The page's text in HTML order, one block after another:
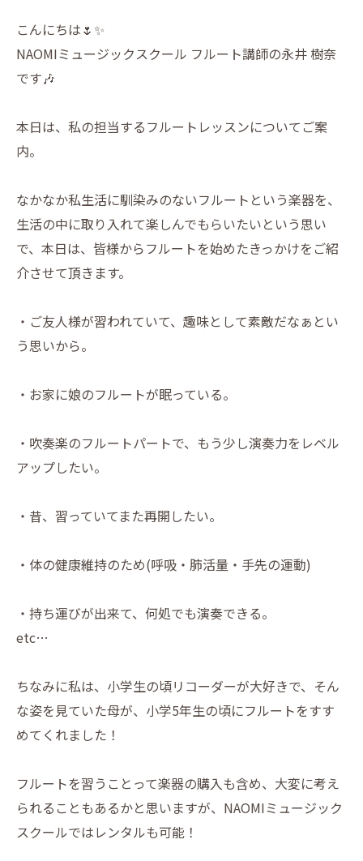
こんにちは🌷✨
NAOMIミュージックスクール フルート講師の永井 樹奈
です🎶
本日は、私の担当するフルートレッスンについてご案
内。
なかなか私生活に馴染みのないフルートという楽器を、
生活の中に取り入れて楽しんでもらいたいという思い
で、本日は、皆様からフルートを始めたきっかけをご紹
介させて頂きます。
・ご友人様が習われていて、趣味として素敵だなぁとい
う思いから。
・お家に娘のフルートが眠っている。
・吹奏楽のフルートパートで、もう少し演奏力をレベル
アップしたい。
・昔、習っていてまた再開したい。
・体の健康維持のため(呼吸・肺活量・手先の運動)
・持ち運びが出来て、何処でも演奏できる。
etc…
ちなみに私は、小学生の頃リコーダーが大好きで、そん
な姿を見ていた母が、小学5年生の頃にフルートをすす
めてくれました！
フルートを習うことって楽器の購入も含め、大変に考え
られることもあるかと思いますが、NAOMIミュージック
スクールではレンタルも可能！